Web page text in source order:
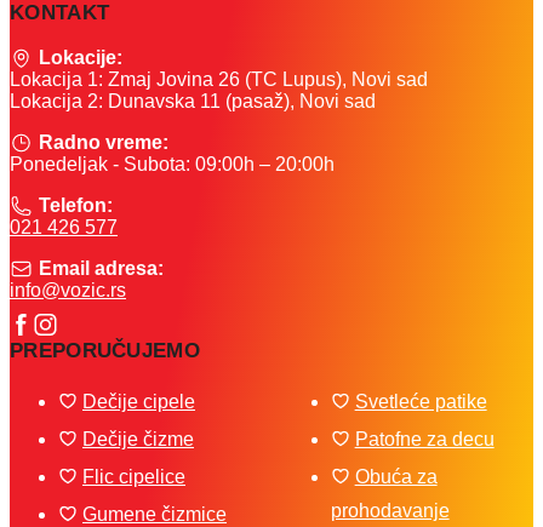
KONTAKT
Lokacije:
Lokacija 1: Zmaj Jovina 26 (TC Lupus), Novi sad
Lokacija 2: Dunavska 11 (pasaž), Novi sad
Radno vreme:
Ponedeljak - Subota: 09:00h – 20:00h
Telefon:
021 426 577
Email adresa:
info@vozic.rs
PREPORUČUJEMO
Dečije cipele
Dečije čizme
Flic cipelice
Gumene čizmice
Svetleće patike
Patofne za decu
Obuća za
prohodavanje